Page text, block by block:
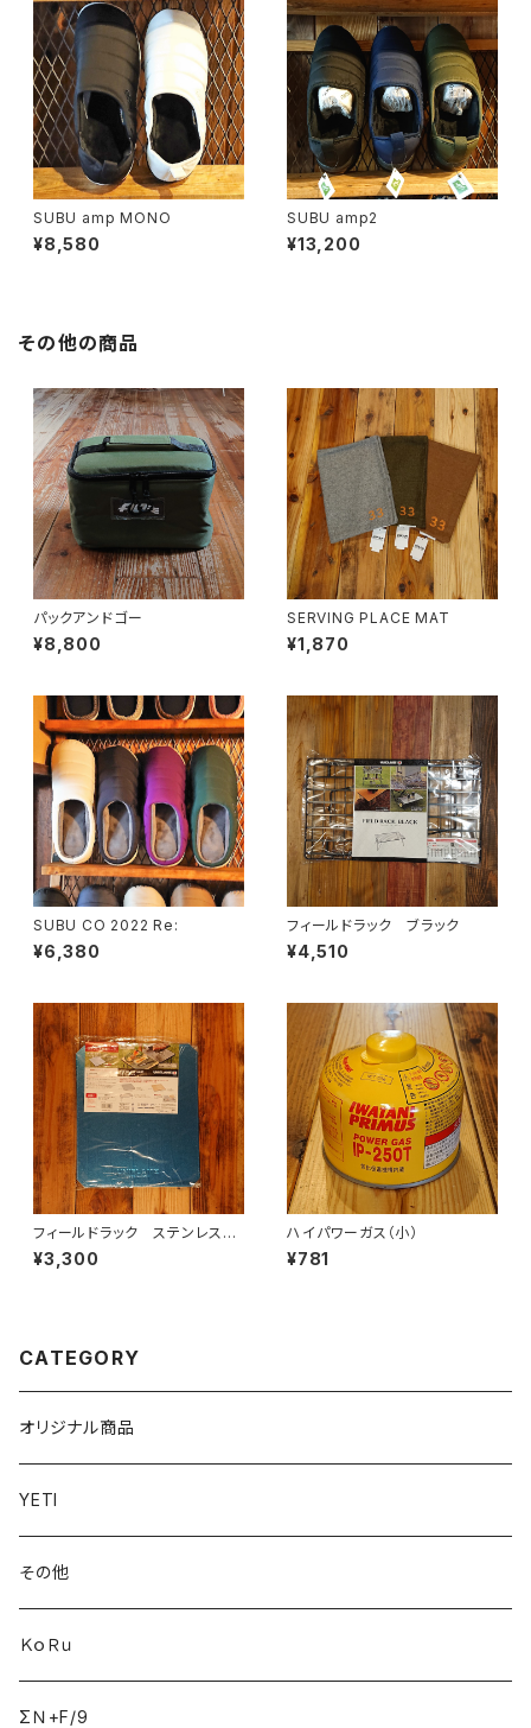
SUBU amp MONO
¥8,580
SUBU amp2
¥13,200
その他の商品
パックアンドゴー
¥8,800
SERVING PLACE MAT
¥1,870
SUBU CO 2022 Re:
¥6,380
フィールドラック ブラック
¥4,510
フィールドラック ステンレス天
板 ハーフ
¥3,300
ハイパワーガス（小）
¥781
CATEGORY
オリジナル商品
YETI
その他
ＫｏＲｕ
ΣＮ+F/9